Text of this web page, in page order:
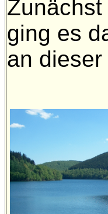
ging es
an